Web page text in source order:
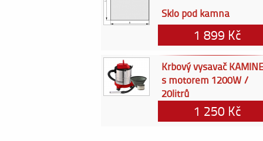
Sklo pod kamna
1 899 Kč
Krbový vysavač
s motorem 1200W /
20litrů
1 250 Kč